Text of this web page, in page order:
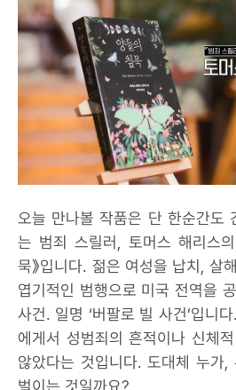
오늘 만나볼 작품은 단 한순간도
는 범죄 스릴러, 토머스 해리스
묵》입니다. 젊은 여성을 납치, 살
엽기적인 범행으로 미국 전역을
사건. 일명 ‘버팔로 빌 사건’입니
에게서 성범죄의 흔적이나 신체
않았다는 것입니다. 도대체 누가
벌이는 것일까요?